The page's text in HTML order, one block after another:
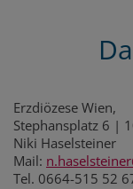
Erzdiözese Wien,
Stephansplatz 6 |
Niki Haselsteiner
Mail:
Tel. 0664-515 52